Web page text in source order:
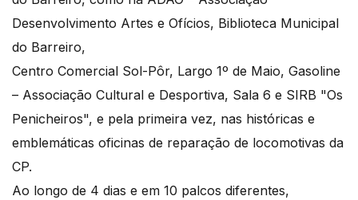
Desenvolvimento Artes e Ofícios, Biblioteca Municipal
do Barreiro,
Centro Comercial Sol-Pôr, Largo 1º de Maio, Gasoline
– Associação Cultural e Desportiva, Sala 6 e SIRB "Os
Penicheiros", e pela primeira vez, nas históricas e
emblemáticas oficinas de reparação de locomotivas da
CP.
Ao longo de 4 dias e em 10 palcos diferentes,